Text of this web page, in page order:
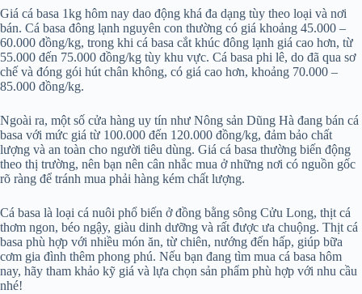
Giá cá basa 1kg hôm nay dao động khá đa dạng tùy theo loại và nơi
bán. Cá basa đông lạnh nguyên con thường có giá khoảng 45.000 –
60.000 đồng/kg, trong khi cá basa cắt khúc đông lạnh giá cao hơn, từ
55.000 đến 75.000 đồng/kg tùy khu vực. Cá basa phi lê, do đã qua sơ
chế và đóng gói hút chân không, có giá cao hơn, khoảng 70.000 –
85.000 đồng/kg.
Ngoài ra, một số cửa hàng uy tín như Nông sản Dũng Hà đang bán cá
basa với mức giá từ 100.000 đến 120.000 đồng/kg, đảm bảo chất
lượng và an toàn cho người tiêu dùng. Giá cá basa thường biến động
theo thị trường, nên bạn nên cân nhắc mua ở những nơi có nguồn gốc
rõ ràng để tránh mua phải hàng kém chất lượng.
Cá basa là loại cá nuôi phổ biến ở đồng bằng sông Cửu Long, thịt cá
thơm ngon, béo ngậy, giàu dinh dưỡng và rất được ưa chuộng. Thịt cá
basa phù hợp với nhiều món ăn, từ chiên, nướng đến hấp, giúp bữa
cơm gia đình thêm phong phú. Nếu bạn đang tìm mua cá basa hôm
nay, hãy tham khảo kỹ giá và lựa chọn sản phẩm phù hợp với nhu cầu
nhé!